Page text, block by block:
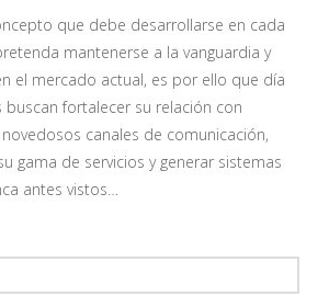
que debe desarrollarse en cada
mantenerse a la vanguardia y
el mercado actual, es por ello que día
fortalecer su relación con
canales de comunicación,
gama de servicios y generar sistemas
antes vistos…